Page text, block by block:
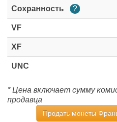
Сохранность ?
VF
XF
UNC
* Цена включает сумму
продавца
Продать монеты